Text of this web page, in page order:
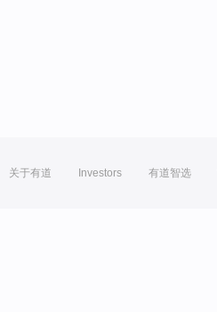
关于有道 Investors 有道智选